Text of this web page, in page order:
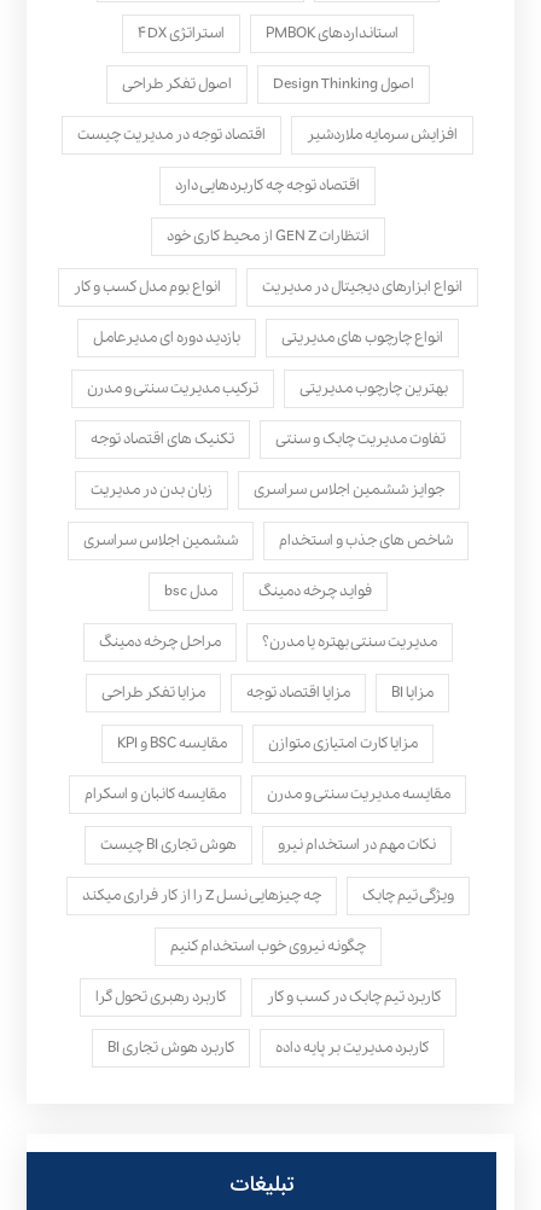
استانداردهای PMBOK استراتژی ۴DX
اصول Design Thinking اصول تفکر طراحی
افزایش سرمایه ملاردشیر اقتصاد توجه در مدیریت چیست
اقتصاد توجه چه کاربردهایی دارد
انتظارات GEN Z از محیط کاری خود
انواع ابزارهای دیجیتال در مدیریت انواع بوم مدل کسب‌ و کار
انواع چارچوب های مدیریتی بازدید دوره ای مدیرعامل
بهترین چارچوب مدیریتی ترکیب مدیریت سنتی و مدرن
تفاوت مدیریت چابک و سنتی تکنیک های اقتصاد توجه
جوایز ششمین اجلاس سراسری زبان بدن در مدیریت
شاخص های جذب و استخدام ششمین اجلاس سراسری
فواید چرخه دمینگ مدل bsc
مدیریت سنتی بهتره یا مدرن؟ مراحل چرخه دمینگ
مزایا BI مزایا اقتصاد توجه مزایا تفکر طراحی
مزایا کارت امتیازی متوازن مقایسه BSC و KPI
مقایسه مدیریت سنتی و مدرن مقایسه کانبان و اسکرام
نکات مهم در استخدام نیرو هوش تجاری BI چیست
ویژگی تیم چابک چه چیزهایی نسل Z را از کار فراری میکند
چگونه نیروی خوب استخدام کنیم
کاربرد تیم چابک در کسب و کار کاربرد رهبری تحول‌ گرا
کاربرد مدیریت بر پایه داده کاربرد هوش تجاری BI
تبلیغات